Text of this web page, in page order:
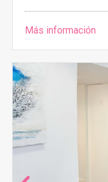
Más información